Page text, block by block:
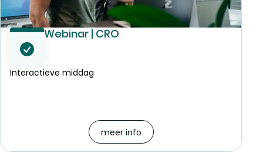
Webinar | CRO
Interactieve middag
meer info